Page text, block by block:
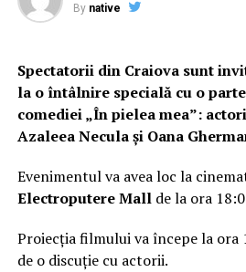
By native
Spectatorii din Craiova sunt
la o întâlnire specială cu o
comediei „În pielea mea”:
Azaleea Necula și Oana
Evenimentul va avea loc la
Electroputere Mall de la ora
Proiecția filmului va începe la ora
de o discuție cu actorii.